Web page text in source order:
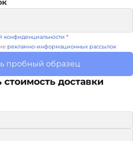
конфиденциальности *
рекламно-информационных рассылок
пробный образец
стоимость доставки